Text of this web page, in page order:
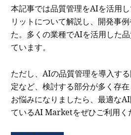
本記事では品質管理をAIを活用
リットについて解説し、開発事
た。多くの業種でAIを活用した
ています。
ただし、AIの品質管理を導入す
定など、検討する部分が多く存
お悩みになりましたら、最適な
ているAI Marketをぜひご利用く